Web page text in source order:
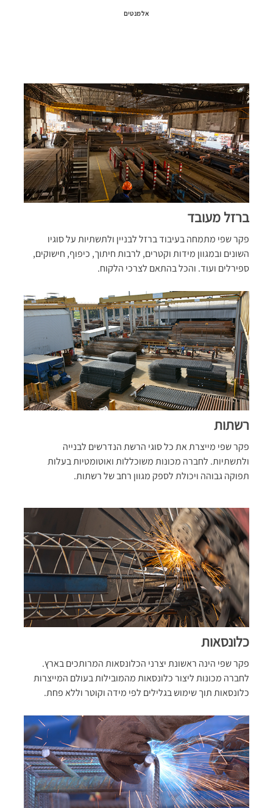
אלמנטים
ברזל מעובד
פקר שפי מתמחה בעיבוד ברזל לבניין ולתשתיות על סוגיו
השונים ובמגוון מידות וקטרים, לרבות חיתוך, כיפוף, חישוקים,
ספירלים ועוד. והכל בהתאם לצרכי הלקוח.
רשתות
פקר שפי מייצרת את כל סוגי הרשת הנדרשים לבנייה
ולתשתיות. לחברה מכונות משוכללות ואוטומטיות בעלות
תפוקה גבוהה ויכולת לספק מגוון רחב של רשתות.
כלונסאות
פקר שפי הינה ראשונת יצרני הכלונסאות המרותכים בארץ.
לחברה מכונות ליצור כלונסאות מהמובילות בעולם המייצרות
כלונסאות תוך שימוש בגלילים לפי מידה וקוטר וללא פחת.